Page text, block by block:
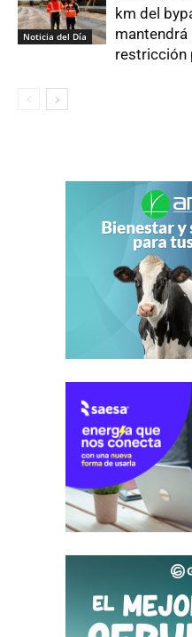
Noticia del Día
km del
restricción